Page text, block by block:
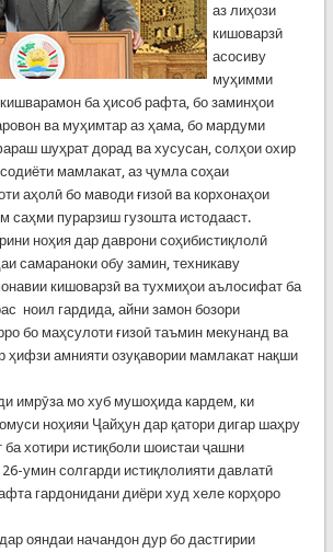
аз лиҳози
кишоварзӣ
асосиву
муҳимми
ба ҳисоб рафта, бо заминҳои
ва муҳимтар аз ҳама, бо мардуми
шуҳрат дорад ва хусусан, солҳои охир
мамлакат, аз ҷумла соҳаи
аҳолӣ бо маводи ғизоӣ ва корхонаҳои
саҳми пурарзиш гузошта истодааст.
ноҳия дар даврони соҳибистиқлолӣ
самараноки обу замин, техникаву
кишоварзӣ ва тухмиҳои аълосифат ба
ноил гардида, айни замон бозори
бо маҳсулоти ғизоӣ таъмин мекунанд ва
ҳифзи амнияти озуқавории мамлакат нақши
имрӯза мо хуб мушоҳида кардем, ки
ноҳияи Ҷайҳун дар қатори дигар шаҳру
хотири истиқболи шоистаи ҷашни
умин солгарди истиқлолияти давлатӣ
гардонидани диёри худ хеле корҳоро
ояндаи начандон дур бо дастгирии